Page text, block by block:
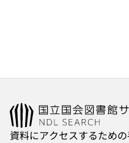
資料にアクセスするため